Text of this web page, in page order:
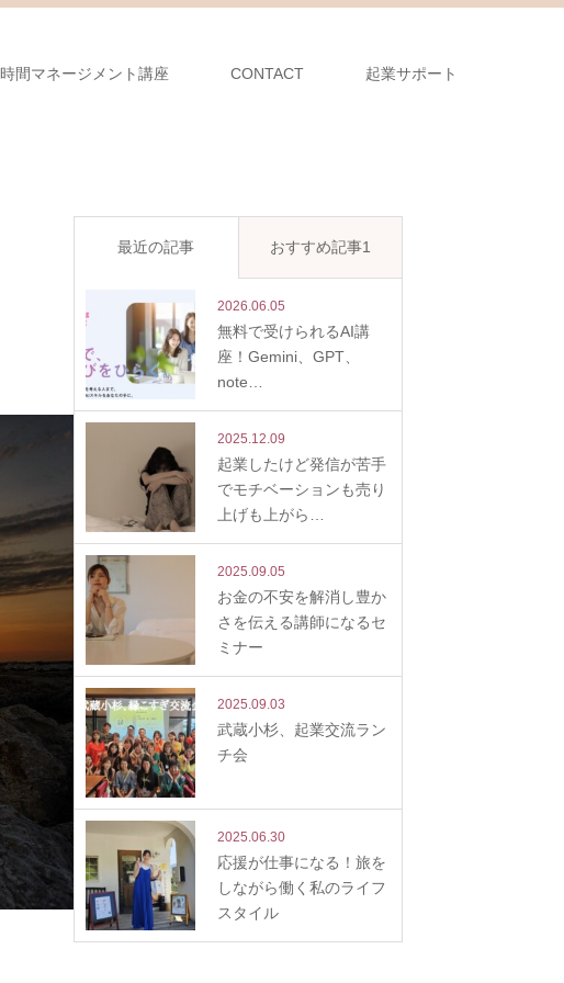
時間マネージメント講座 CONTACT 起業サポート
最近の記事 おすすめ記事1
2026.06.05
無料で受けられるAI講
座！Gemini、GPT、
note…
2025.12.09
起業したけど発信が苦手
でモチベーションも売り
上げも上がら…
2025.09.05
お金の不安を解消し豊か
さを伝える講師になるセ
ミナー
2025.09.03
武蔵小杉、起業交流ラン
チ会
2025.06.30
応援が仕事になる！旅を
しながら働く私のライフ
スタイル